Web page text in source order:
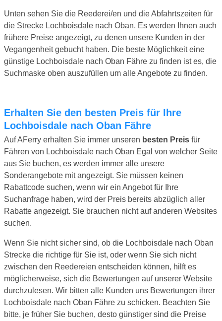
Unten sehen Sie die Reederei/en und die Abfahrtszeiten für
die Strecke Lochboisdale nach Oban. Es werden Ihnen auch
frühere Preise angezeigt, zu denen unsere Kunden in der
Vegangenheit gebucht haben. Die beste Möglichkeit eine
günstige Lochboisdale nach Oban Fähre zu finden ist es, die
Suchmaske oben auszufüllen um alle Angebote zu finden.
Erhalten Sie den besten Preis für Ihre
Lochboisdale nach Oban Fähre
Auf AFerry erhalten Sie immer unseren besten Preis für
Fähren von Lochboisdale nach Oban Egal von welcher Seite
aus Sie buchen, es werden immer alle unsere
Sonderangebote mit angezeigt. Sie müssen keinen
Rabattcode suchen, wenn wir ein Angebot für Ihre
Suchanfrage haben, wird der Preis bereits abzüglich aller
Rabatte angezeigt. Sie brauchen nicht auf anderen Websites
suchen.
Wenn Sie nicht sicher sind, ob die Lochboisdale nach Oban
Strecke die richtige für Sie ist, oder wenn Sie sich nicht
zwischen den Reedereien entscheiden können, hilft es
möglicherweise, sich die Bewertungen auf unserer Website
durchzulesen. Wir bitten alle Kunden uns Bewertungen ihrer
Lochboisdale nach Oban Fähre zu schicken. Beachten Sie
bitte, je früher Sie buchen, desto günstiger sind die Preise